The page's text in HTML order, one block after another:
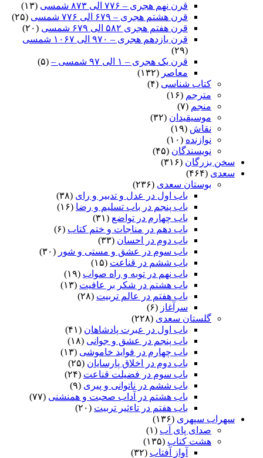
قرن نهم هجری – ۷۷۶ الی ۸۷۳ شمسی
(۱۳)
قرن هشتم هجری – ۶۷۹ الی ۷۷۶ شمسی
(۲۵)
قرن هفتم هجری ۵۸۲ الی ۶۷۹ شمسی
(۲۰)
قرن یازدهم هجری – ۹۷۰ الی ۱۰۶۷ شمسی
(۲۹)
قرن یک هجری – ۱ الی ۹۷ شمسی –
(۵)
معاصر (۱۳۲)
کتاب شناسی (۴)
مترجم (۱۶)
منجم (۷)
موسیقیدان (۳۲)
نقاش (۱۹)
نوازنده (۱۰)
نویسندگان (۴۵)
سخن بزرگان (۳۱۶)
سعدی (۴۶۴)
بوستان سعدی (۲۳۶)
باب اول در عدل و تدبیر و رای (۳۸)
باب پنجم در باب تسلیم و رضا (۱۶)
باب چهارم در تواضع (۳۱)
باب دهم در مناجات و ختم کتاب (۶)
باب دوم در احسان (۳۳)
باب سوم در عشق و مستی و شور (۳۰)
باب ششم در قناعت (۱۵)
باب نهم در توبه و راه صواب (۱۹)
باب هشتم در شکر بر عافیت (۱۳)
باب هفتم در عالم تربیت (۲۸)
سرآغاز (۶)
گلستان سعدی (۲۲۸)
باب اول در عبرت پادشاهان (۴۱)
باب پنجم در عشق و جوانى (۱۸)
باب چهارم در فواید خاموشى (۱۳)
باب دوم در اخلاق پارسایان (۲۵)
باب سوم در فضیلت قناعت (۲۴)
باب ششم در ناتوانى و پیرى (۹)
باب هشتم در آداب صحبت و همنشنى (۷۷)
باب هفتم در تاءثیر تربیت (۲۰)
سهراب سپهری (۱۳۶)
صدای پای آب (۱)
هشت کتاب (۱۳۵)
آواز آفتاب (۳۲)